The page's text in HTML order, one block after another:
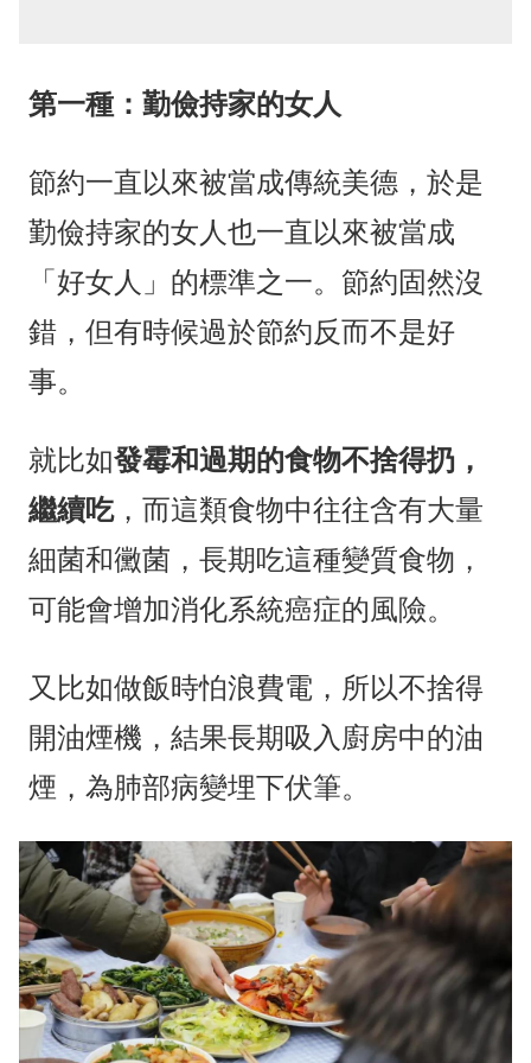
第一種：勤儉持家的女人
節約一直以來被當成傳統美德，於是
勤儉持家的女人也一直以來被當成
「好女人」的標準之一。節約固然沒
錯，但有時候過於節約反而不是好
事。
就比如發霉和過期的食物不捨得扔，
繼續吃，而這類食物中往往含有大量
細菌和黴菌，長期吃這種變質食物，
可能會增加消化系統癌症的風險。
又比如做飯時怕浪費電，所以不捨得
開油煙機，結果長期吸入廚房中的油
煙，為肺部病變埋下伏筆。